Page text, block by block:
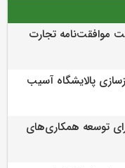
موافقت‌نامه تجارت
پالایشگاه آسیب
توسعه همکاری‌های